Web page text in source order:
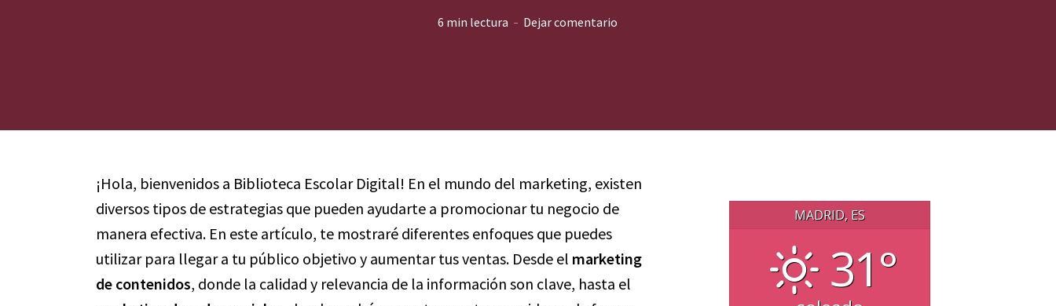
6 min lectura Dejar comentario
¡Hola, bienvenidos a Biblioteca Escolar Digital! En el mundo del marketing, existen
diversos tipos de estrategias que pueden ayudarte a promocionar tu negocio de
manera efectiva. En este artículo, te mostraré diferentes enfoques que puedes
utilizar para llegar a tu público objetivo y aumentar tus ventas. Desde el marketing
de contenidos, donde la calidad y relevancia de la información son clave, hasta el
MADRID, ES
31°